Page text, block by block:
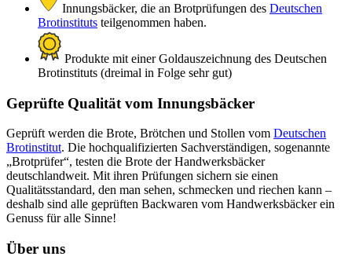
Innungsbäcker, die an Brotprüfungen des Deutschen
Brotinstituts teilgenommen haben.
Produkte mit einer Goldauszeichnung des Deutschen
Brotinstituts (dreimal in Folge sehr gut)
Geprüfte Qualität vom Innungsbäcker
Geprüft werden die Brote, Brötchen und Stollen vom Deutschen
Brotinstitut. Die hochqualifizierten Sachverständigen, sogenannte
„Brotprüfer“, testen die Brote der Handwerksbäcker
deutschlandweit. Mit ihren Prüfungen sichern sie einen
Qualitätsstandard, den man sehen, schmecken und riechen kann –
deshalb sind alle geprüften Backwaren vom Handwerksbäcker ein
Genuss für alle Sinne!
Über uns